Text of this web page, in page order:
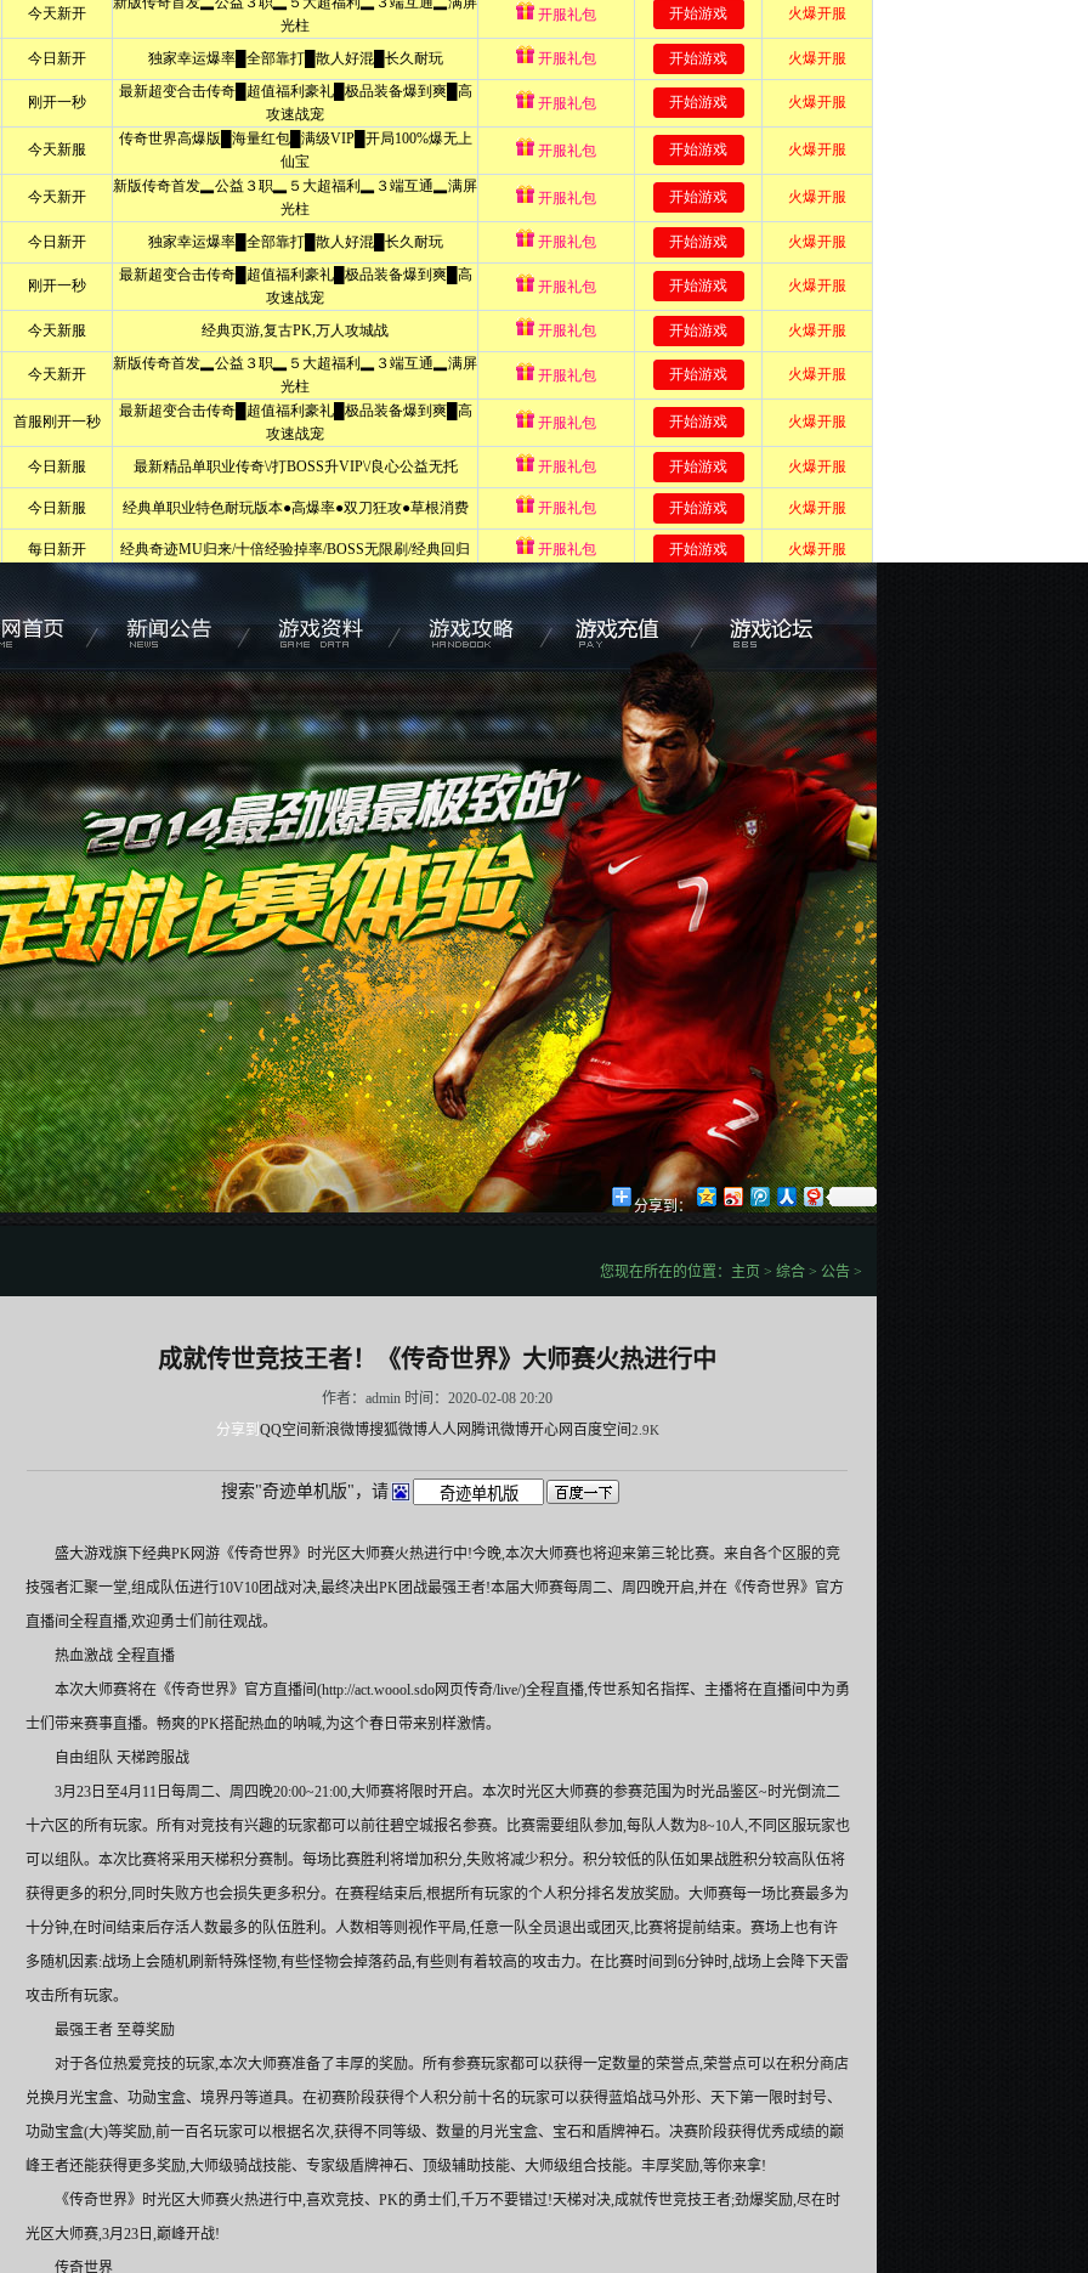
分享到：
您现在所在的位置： 主页 > 综合> 公告>
成就传世竞技王者！《传奇世界》大师赛火热进行中
作者：admin 时间：2020-02-08 20:20
分享到 QQ空间 新浪微博搜狐微博人人网腾讯微博开心网 百度空间 2.9K
搜索"奇迹单机版"，请
盛大游戏旗下经典PK网游《传奇世界》时光区大师赛火热进行中!今晚,本次大师赛也将迎来第三轮比赛。来自各个区服的竞
技强者汇聚一堂,组成队伍进行10V10团战对决,最终决出PK团战最强王者!本届大师赛每周二、周四晚开启,并在《传奇世界》官方
直播间全程直播,欢迎勇士们前往观战。
热血激战 全程直播
本次大师赛将在《传奇世界》官方直播间(http://act.woool.sdo网页传奇/live/)全程直播,传世系知名指挥、主播将在直播间中为勇
士们带来赛事直播。畅爽的PK搭配热血的呐喊,为这个春日带来别样激情。
自由组队 天梯跨服战
3月23日至4月11日每周二、周四晚20:00~21:00,大师赛将限时开启。本次时光区大师赛的参赛范围为时光品鉴区~时光倒流二
十六区的所有玩家。所有对竞技有兴趣的玩家都可以前往碧空城报名参赛。比赛需要组队参加,每队人数为8~10人,不同区服玩家也
可以组队。本次比赛将采用天梯积分赛制。每场比赛胜利将增加积分,失败将减少积分。积分较低的队伍如果战胜积分较高队伍将
获得更多的积分,同时失败方也会损失更多积分。在赛程结束后,根据所有玩家的个人积分排名发放奖励。大师赛每一场比赛最多为
十分钟,在时间结束后存活人数最多的队伍胜利。人数相等则视作平局,任意一队全员退出或团灭,比赛将提前结束。赛场上也有许
多随机因素:战场上会随机刷新特殊怪物,有些怪物会掉落药品,有些则有着较高的攻击力。在比赛时间到6分钟时,战场上会降下天雷
攻击所有玩家。
最强王者 至尊奖励
对于各位热爱竞技的玩家,本次大师赛准备了丰厚的奖励。所有参赛玩家都可以获得一定数量的荣誉点,荣誉点可以在积分商店
兑换月光宝盒、功勋宝盒、境界丹等道具。在初赛阶段获得个人积分前十名的玩家可以获得蓝焰战马外形、天下第一限时封号、
功勋宝盒(大)等奖励,前一百名玩家可以根据名次,获得不同等级、数量的月光宝盒、宝石和盾牌神石。决赛阶段获得优秀成绩的巅
峰王者还能获得更多奖励,大师级骑战技能、专家级盾牌神石、顶级辅助技能、大师级组合技能。丰厚奖励,等你来拿!
《传奇世界》时光区大师赛火热进行中,喜欢竞技、PK的勇士们,千万不要错过!天梯对决,成就传世竞技王者;劲爆奖励,尽在时
光区大师赛,3月23日,巅峰开战!
传奇世界